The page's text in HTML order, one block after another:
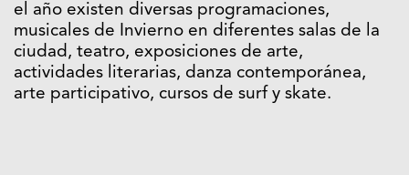
el año existen diversas programaciones,
musicales de Invierno en diferentes salas de la
ciudad, teatro, exposiciones de arte,
actividades literarias, danza contemporánea,
arte participativo, cursos de surf y skate.